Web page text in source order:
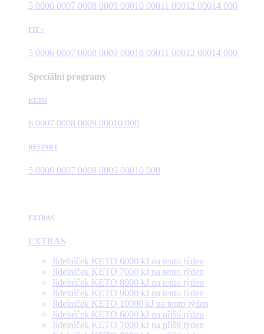
5 0006 0007 0008 0009 00010 00011 00012 00014 000
FIT +
5 0006 0007 0008 0009 00010 00011 00012 00014 000
Speciální programy
KETO
6 0007 0008 0009 00010 000
RESTART
5 0006 0007 0008 0009 00010 000
EXTRAS
EXTRAS
Jídelníček KETO 6000 kJ na tento týden
Jídelníček KETO 7000 kJ na tento týden
Jídelníček KETO 8000 kJ na tento týden
Jídelníček KETO 9000 kJ na tento týden
Jídelníček KETO 10000 kJ na tento týden
Jídelníček KETO 6000 kJ na příští týden
Jídelníček KETO 7000 kJ na příští týden